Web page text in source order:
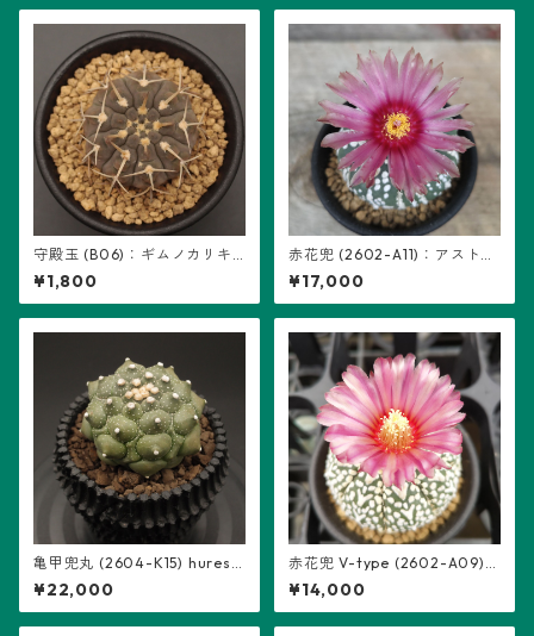
守殿玉 (B06)：ギムノカリキ
ウム属 ※実生
¥1,800
赤花兜 (2602-A11)：アストロ
フィツム属 ※実生、五稜+複稜
あり
¥17,000
亀甲兜丸 (2604-K15) hureso
m鉢入り：アストロフィツム
属 ※実生
¥22,000
赤花兜 V-type (2602-A09)：
アストロフィツム属 ※実生
¥14,000